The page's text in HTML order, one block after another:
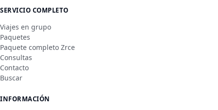
SERVICIO COMPLETO
Viajes en grupo
Paquetes
Paquete completo Zrce
Consultas
Contacto
Buscar
INFORMACIÓN